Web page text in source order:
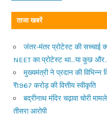
ताजा खबरें
जंतर-मंतर प्रोटेस्ट की सच्चाई
NEET का प्रोटेस्ट था…या कुछ
मुख्यमंत्री ने प्रदान की विभिन्न
₹1967 करोड़ की वित्तीय स्वीकृति
बद्रीनाथ मंदिर चढ़ावा चोरी
तीसरा आरोपी